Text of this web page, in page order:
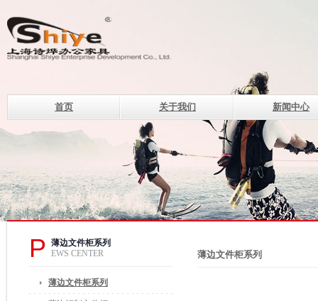
首页 关于我们 新闻中心
设计理念
上海诗烨企业发展有限
钢制系列办公家具的现代
电话：400-820-8669 400-
传真：021-33507330
邮箱：of@shshiye.com
P
薄边文件柜系列
EWS CENTER
薄边文件柜系列
薄边文件柜系列